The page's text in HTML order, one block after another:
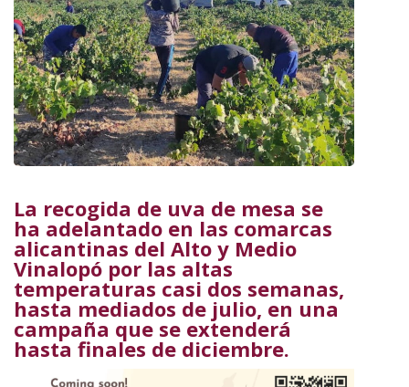
La recogida de uva de mesa se
ha adelantado en las comarcas
alicantinas del Alto y Medio
Vinalopó por las altas
temperaturas casi dos semanas,
hasta mediados de julio, en una
campaña que se extenderá
hasta finales de diciembre.